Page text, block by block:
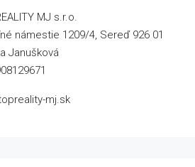
MJ s.r.o.
námestie 1209/4, Sereď 926 01
Janušková
mj.sk